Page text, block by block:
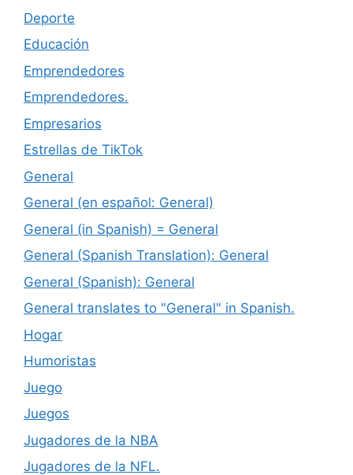
Deporte
Educación
Emprendedores
Emprendedores.
Empresarios
Estrellas de TikTok
General
General (en español: General)
General (in Spanish) = General
General (Spanish Translation): General
General (Spanish): General
General translates to "General" in Spanish.
Hogar
Humoristas
Juego
Juegos
Jugadores de la NBA
Jugadores de la NFL.